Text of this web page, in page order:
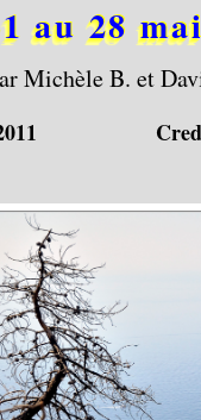
au 28
Michèle B. et